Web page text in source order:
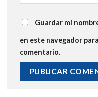
Guardar mi
en este navegador
comentario.